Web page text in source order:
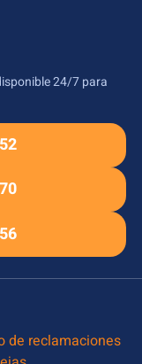
24/7 para
de reclamaciones